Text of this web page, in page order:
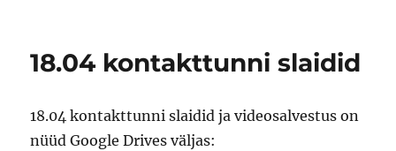
18.04 kontakttunni slaidid
18.04 kontakttunni slaidid ja videosalvestus on
nüüd Google Drives väljas: